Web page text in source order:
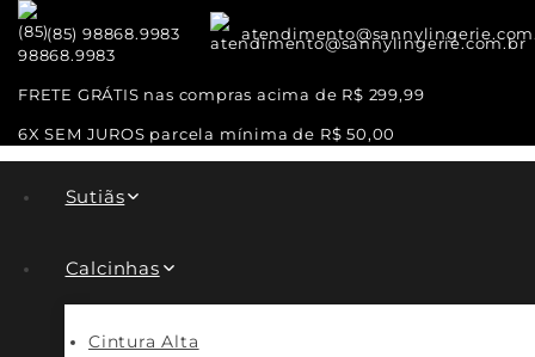
(85) 98868.9983
FRETE GRÁTIS nas compras acima de R$ 299,99
6X SEM JUROS parcela mínima de R$ 50,00
Sutiãs
Calcinhas
Cintura Alta